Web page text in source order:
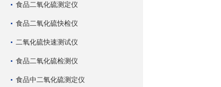
食品二氧化硫测定仪
食品二氧化硫快检仪
二氧化硫快速测试仪
食品二氧化硫检测仪
食品中二氧化硫测定仪